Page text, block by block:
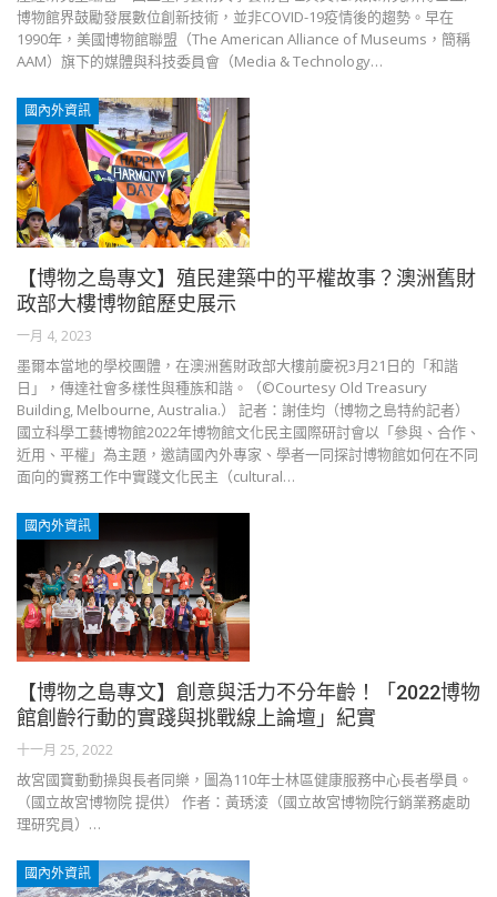
博物館界鼓勵發展數位創新技術，並非COVID-19疫情後的趨勢。早在
1990年，美國博物館聯盟（The American Alliance of Museums，簡稱
AAM）旗下的媒體與科技委員會（Media & Technology…
國內外資訊
【博物之島專文】殖民建築中的平權故事？澳洲舊財
政部大樓博物館歷史展示
一月 4, 2023
墨爾本當地的學校團體，在澳洲舊財政部大樓前慶祝3月21日的「和諧
日」，傳達社會多樣性與種族和諧。（©Courtesy Old Treasury
Building, Melbourne, Australia.） 記者：謝佳均（博物之島特約記者）
國立科學工藝博物館2022年博物館文化民主國際研討會以「參與、合作、
近用、平權」為主題，邀請國內外專家、學者一同探討博物館如何在不同
面向的實務工作中實踐文化民主（cultural…
國內外資訊
【博物之島專文】創意與活力不分年齡！「2022博物
館創齡行動的實踐與挑戰線上論壇」紀實
十一月 25, 2022
故宮國寶動動操與長者同樂，圖為110年士林區健康服務中心長者學員。
（國立故宮博物院 提供） 作者：黃琇淩（國立故宮博物院行銷業務處助
理研究員）…
國內外資訊